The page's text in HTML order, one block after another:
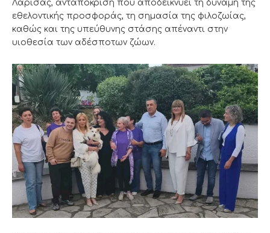
Λάρισας, ανταπόκριση που αποδεικνύει τη δύναμη της
εθελοντικής προσφοράς, τη σημασία της φιλοζωίας,
καθώς και της υπεύθυνης στάσης απέναντι στην
υιοθεσία των αδέσποτων ζώων.